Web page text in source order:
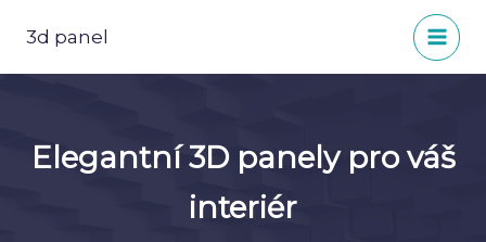
3d panel
Elegantní 3D panely pro váš
interiér